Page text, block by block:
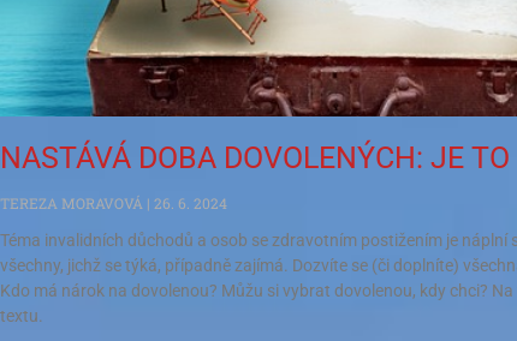
NASTÁVÁ DOBA DOVOLENÝCH: JE
TEREZA MORAVOVÁ
26. 6. 2024
Téma invalidních důchodů a osob se zdravotním postižením je
všechny, jichž se týká, případně zajímá. Dozvíte se (či doplníte)
Kdo má nárok na dovolenou? Můžu si vybrat dovolenou, kdy chci?
textu.